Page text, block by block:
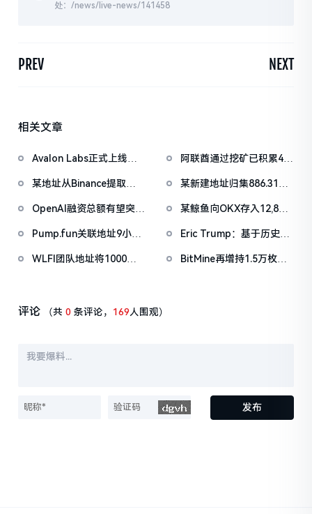
处：/news/live-news/141458
PREV NEXT
相关文章
Avalon Labs正式上线
阿联酋通过挖矿已积累4.5
某地址从Binance提取
722万美元
某新建地址归集886.31枚
售
OpenAI融资总额有望突破
某鲸鱼向OKX存入12,840
Pump.fun关联地址9小时
PUMP
Eric Trump：基于历史平
达100万美元
WLFI团队地址将1000万
BitMine再增持1.5万枚
评论 （共0 条评论， 169人围观）
发布